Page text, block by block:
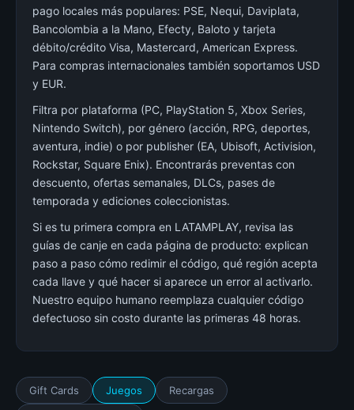
pago locales más populares: PSE, Nequi, Daviplata,
Bancolombia a la Mano, Efecty, Baloto y tarjeta
débito/crédito Visa, Mastercard, American Express.
Para compras internacionales también soportamos USD
y EUR.
Filtra por plataforma (PC, PlayStation 5, Xbox Series,
Nintendo Switch), por género (acción, RPG, deportes,
aventura, indie) o por publisher (EA, Ubisoft, Activision,
Rockstar, Square Enix). Encontrarás preventas con
descuento, ofertas semanales, DLCs, pases de
temporada y ediciones coleccionistas.
Si es tu primera compra en LATAMPLAY, revisa las
guías de canje en cada página de producto: explican
paso a paso cómo redimir el código, qué región acepta
cada llave y qué hacer si aparece un error al activarlo.
Nuestro equipo humano reemplaza cualquier código
defectuoso sin costo durante las primeras 48 horas.
Gift Cards Juegos Recargas